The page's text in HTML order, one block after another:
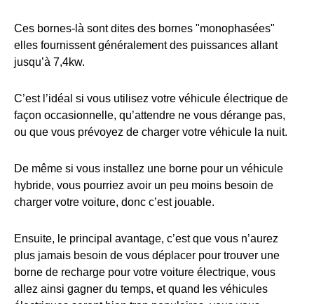
Ces bornes-là sont dites des bornes "monophasées"
elles fournissent généralement des puissances allant
jusqu’à 7,4kw.
C’est l’idéal si vous utilisez votre véhicule électrique de
façon occasionnelle, qu’attendre ne vous dérange pas,
ou que vous prévoyez de charger votre véhicule la nuit.
De même si vous installez une borne pour un véhicule
hybride, vous pourriez avoir un peu moins besoin de
charger votre voiture, donc c’est jouable.
Ensuite, le principal avantage, c’est que vous n’aurez
plus jamais besoin de vous déplacer pour trouver une
borne de recharge pour votre voiture électrique, vous
allez ainsi gagner du temps, et quand les véhicules